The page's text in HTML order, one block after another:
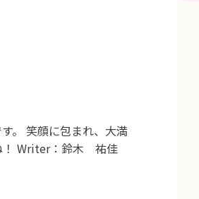
。 笑顔に包まれ、大満
！ Writer：鈴木 祐佳